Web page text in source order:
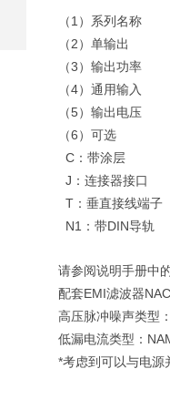
（ 1 ）系列名称
（ 2 ）单输出
（3 ）输出功率
（4）通用输入
（5）输出电压
（6 ）可选
C ：带涂层
J ：连接器接口
T ：垂直接线端子
N1 ：带DIN导轨
请参阅说明手册中
配套EMI滤波器
高压脉冲噪声类型
低漏电流类型：
*考虑到可以与电源